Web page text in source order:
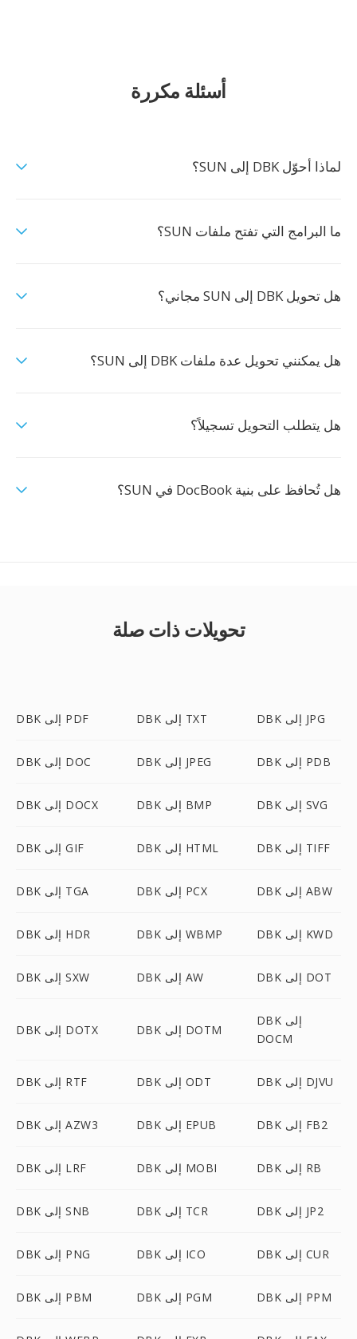
أسئلة مكررة
لماذا أحوّل DBK إلى SUN؟
ما البرامج التي تفتح ملفات SUN؟
هل تحويل DBK إلى SUN مجاني؟
هل يمكنني تحويل عدة ملفات DBK إلى SUN؟
هل يتطلب التحويل تسجيلاً؟
هل تُحافظ على بنية DocBook في SUN؟
تحويلات ذات صلة
DBK إلى PDF DBK إلى TXT DBK إلى JPG
DBK إلى DOC DBK إلى JPEG DBK إلى PDB
DBK إلى DOCX DBK إلى BMP DBK إلى SVG
DBK إلى GIF DBK إلى HTML DBK إلى TIFF
DBK إلى TGA DBK إلى PCX DBK إلى ABW
DBK إلى HDR DBK إلى WBMP DBK إلى KWD
DBK إلى SXW DBK إلى AW DBK إلى DOT
DBK إلى DOTX DBK إلى DOTM
DBK إلى
DOCM
DBK إلى RTF DBK إلى ODT DBK إلى DJVU
DBK إلى AZW3 DBK إلى EPUB DBK إلى FB2
DBK إلى LRF DBK إلى MOBI DBK إلى RB
DBK إلى SNB DBK إلى TCR DBK إلى JP2
DBK إلى PNG DBK إلى ICO DBK إلى CUR
DBK إلى PBM DBK إلى PGM DBK إلى PPM